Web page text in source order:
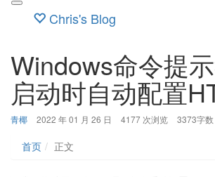
Chris's Blog
Windows命令提
启动时自动配置
博
青椰
发
时
间：
2022 年 01 月 26 日 4177 次浏览 3373字数
首页 正文